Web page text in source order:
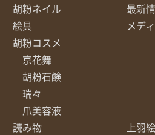
胡粉ネイル
絵具
胡粉コスメ
京花舞
胡粉石鹸
瑞々
爪美容液
最新
メデ
読み物 上羽